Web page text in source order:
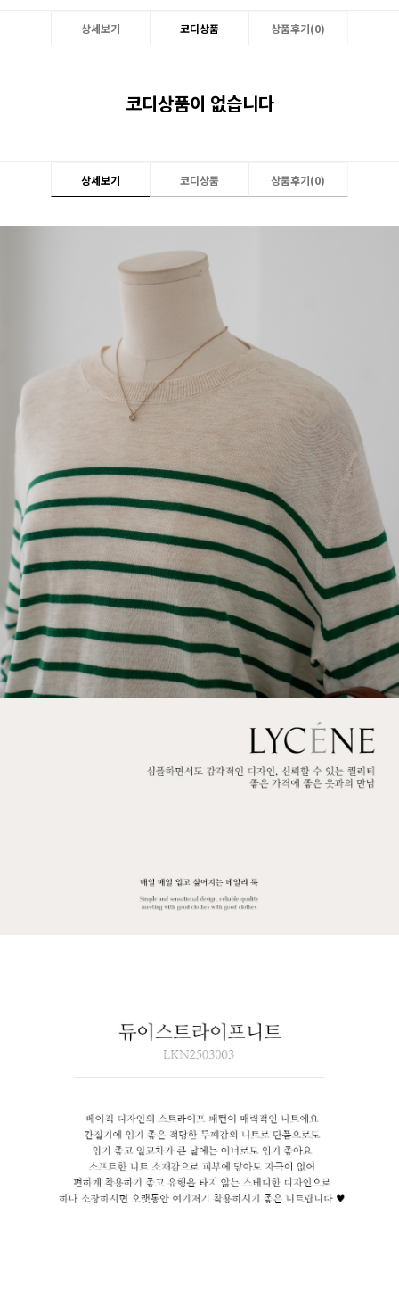
상세보기 코디상품 상품후기(0)
코디상품이 없습니다
상세보기 코디상품 상품후기(0)